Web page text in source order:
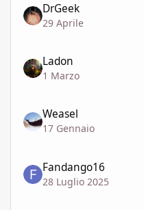
DrGeek
29 Aprile
Ladon
1 Marzo
Weasel
17 Gennaio
Fandango16
28 Luglio 2025